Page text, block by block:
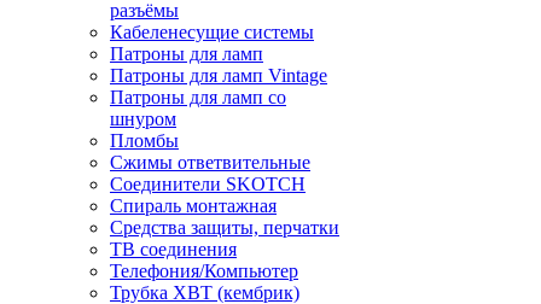
разъёмы
Кабеленесущие системы
Патроны для ламп
Патроны для ламп Vintage
Патроны для ламп со
шнуром
Пломбы
Сжимы ответвительные
Соединители SKOTCH
Спираль монтажная
Средства защиты, перчатки
ТВ соединения
Телефония/Компьютер
Трубка ХВТ (кембрик)